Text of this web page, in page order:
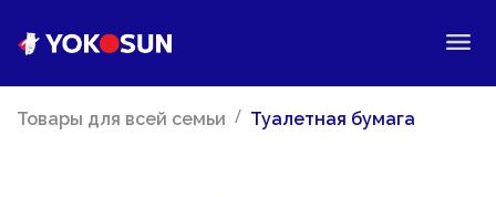
Товары для всей семьи / Туалетная бумага